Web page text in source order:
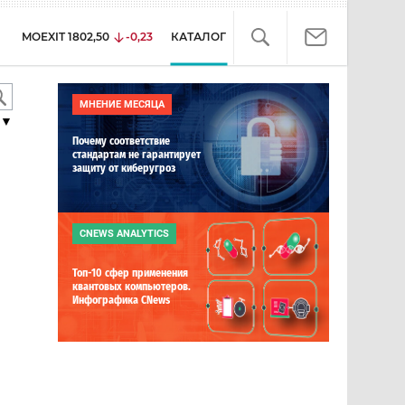
MOEXIT 1802,50 -0,23 КАТАЛОГ
МНЕНИЕ МЕСЯЦА
Почему соответствие
стандартам не гарантирует
защиту от киберугроз
CNEWS ANALYTICS
Топ-10 сфер применения
квантовых компьютеров.
Инфографика CNews